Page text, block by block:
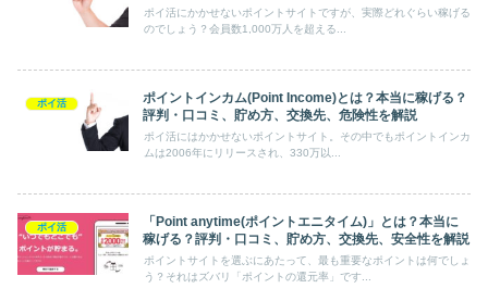
ポイ活にかかせないポイントサイトですが、実際どれぐらい稼げる
のでしょう？会員数1,000万人を超える...
ポイ活
ポイントインカム(Point Income)とは？本当に稼げる？
評判・口コミ、貯め方、交換先、危険性を解説
ポイ活にはかかせないポイントサイト。その中でもポイントインカ
ムは2006年にリリースされ、330万以...
ポイ活
「Point anytime(ポイントエニタイム)」とは？本当に
稼げる？評判・口コミ、貯め方、交換先、安全性を解説
ポイントサイトを選ぶにあたって、最も重要なポイントは何でしょ
う？それはズバリ「ポイントの還元率」です...